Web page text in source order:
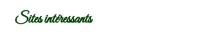
Sites intéressants